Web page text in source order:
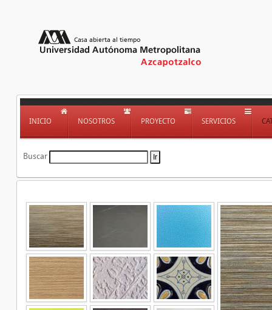
INICIO NOSOTROS PROYECTO SERVICIOS
Buscar